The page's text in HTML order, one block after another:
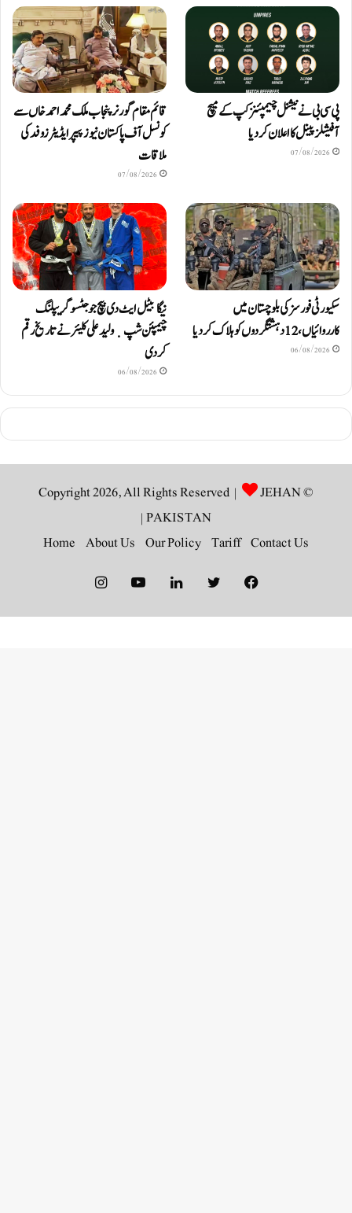
پی سی بی نے نیشنل چیمپئنز کپ کے میچ
آفیشلز پینل کا اعلان کر دیا
07/08/2026
قائم مقام گورنر پنجاب ملک محمد احمد خاں سے
کونسل آف پاکستان نیوز پیپر ایڈیٹرزوفد کی
ملاقات
07/08/2026
سکیورٹی فورسز کی بلوچستان میں
کارروائیاں، 12 دہشتگردوں کو ہلاک کردیا
06/08/2026
نیگا بیٹل ایٹ دی بیچ جوجٹسو گریپلنگ
چیمپئن شپ ٜ ولید علی کلیئر نے تاریخ رقم
کر دی
06/08/2026
© Copyright 2026, All Rights Reserved |
JEHAN
PAKISTAN
|
Contact Us
Tariff
Our Policy
About Us
Home
Facebook
Twitter
LinkedIn
YouTube
Instagram